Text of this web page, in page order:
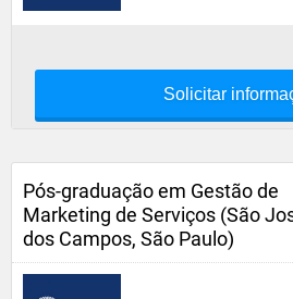
Solicitar
Pós-graduação em Gestão de
Marketing de Serviços (São
dos Campos, São Paulo)